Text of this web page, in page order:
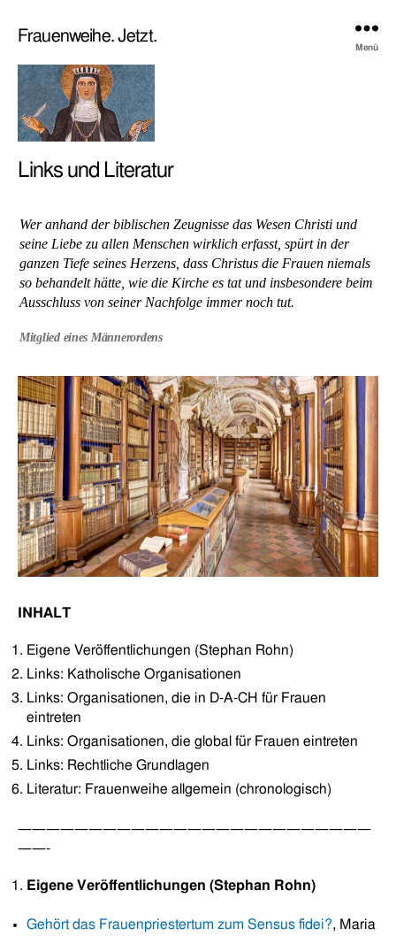
Menü
Frauenweihe. Jetzt.
Links und Literatur
Wer anhand der biblischen Zeugnisse das Wesen Christi und
seine Liebe zu allen Menschen wirklich erfasst, spürt in der
ganzen Tiefe seines Herzens, dass Christus die Frauen niemals
so behandelt hätte, wie die Kirche es tat und insbesondere beim
Ausschluss von seiner Nachfolge immer noch tut.
Mitglied eines Männerordens
INHALT
Eigene Veröffentlichungen (Stephan Rohn)
Links: Katholische Organisationen
Links: Organisationen, die in D-A-CH für Frauen
eintreten
Links: Organisationen, die global für Frauen eintreten
Links: Rechtliche Grundlagen
Literatur: Frauenweihe allgemein (chronologisch)
—————————————————————————
——-
Eigene Veröffentlichungen (Stephan Rohn)
Gehört das Frauenpriestertum zum Sensus fidei?, Maria